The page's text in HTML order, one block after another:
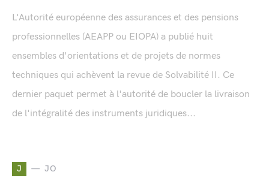
L'Autorité européenne des assurances et des pensions
professionnelles (AEAPP ou EIOPA) a publié huit
ensembles d'orientations et de projets de normes
techniques qui achèvent la revue de Solvabilité II. Ce
dernier paquet permet à l'autorité de boucler la livraison
de l'intégralité des instruments juridiques...
J JO